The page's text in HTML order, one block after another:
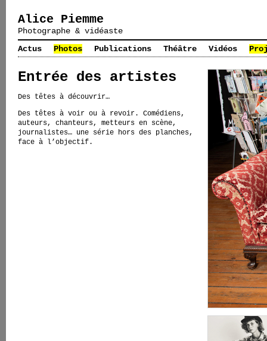
Alice Piemme
Photographe & vidéaste
Actus
Photos Publications Théâtre Vidéos
Entrée des artistes
Des têtes à découvrir…
Des têtes à voir ou à revoir. Comédiens,
auteurs, chanteurs, metteurs en scène,
journalistes… une série hors des planches,
face à l’objectif.